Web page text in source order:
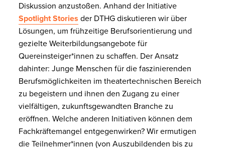
Diskussion anzustoßen. Anhand der Initiative
Spotlight Stories der DTHG diskutieren wir über
Lösungen, um frühzeitige Berufsorientierung und
gezielte Weiterbildungsangebote für
Quereinsteiger*innen zu schaffen. Der Ansatz
dahinter: Junge Menschen für die faszinierenden
Berufsmöglichkeiten im theatertechnischen Bereich
zu begeistern und ihnen den Zugang zu einer
vielfältigen, zukunftsgewandten Branche zu
eröffnen. Welche anderen Initiativen können dem
Fachkräftemangel entgegenwirken? Wir ermutigen
die Teilnehmer*innen (von Auszubildenden bis zu